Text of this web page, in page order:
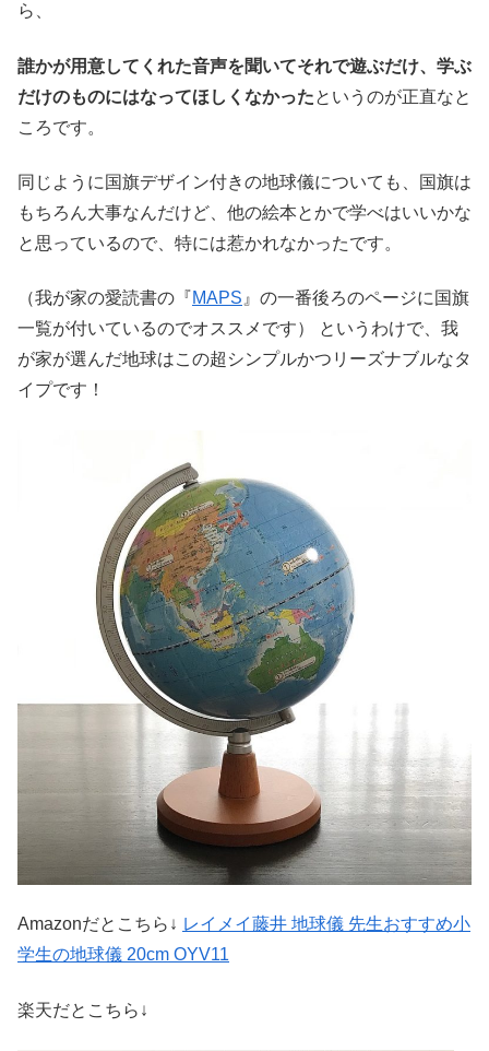
ら、
誰かが用意してくれた音声を聞いてそれで遊ぶだけ、学ぶ
だけのものにはなってほしくなかったというのが正直なと
ころです。
同じように国旗デザイン付きの地球儀についても、国旗は
もちろん大事なんだけど、他の絵本とかで学べはいいかな
と思っているので、特には惹かれなかったです。
（我が家の愛読書の『MAPS』の一番後ろのページに国旗
一覧が付いているのでオススメです） というわけで、我
が家が選んだ地球はこの超シンプルかつリーズナブルなタ
イプです！
Amazonだとこちら↓ レイメイ藤井 地球儀 先生おすすめ小
学生の地球儀 20cm OYV11
楽天だとこちら↓